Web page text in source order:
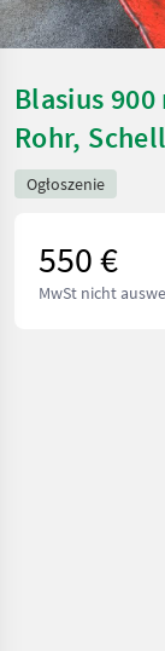
Blasius
Rohr,
Ogłoszenie
550 €
MwSt nicht